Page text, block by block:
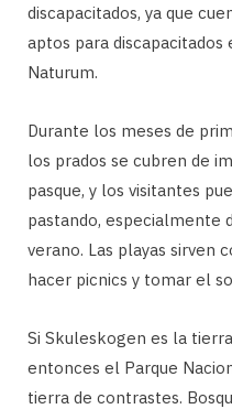
discapacitados, ya que
aptos para
Naturum.
Durante los meses de
los prados se cubren de
pasque, y los visitantes
pastando, especialmente
verano. Las playas sirven
hacer picnics y tomar el
Si Skuleskogen es la
entonces el Parque
tierra de contrastes.